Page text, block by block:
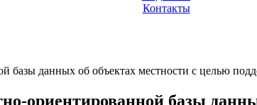
Контакты
базы данных об объектах местности с целью
ориентированной базы